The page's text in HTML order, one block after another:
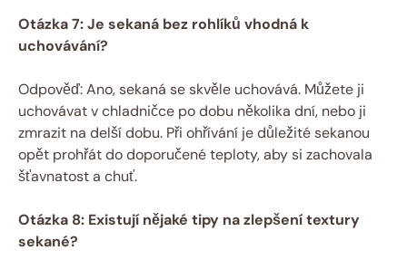
Otázka 7: Je sekaná bez rohlíků vhodná k
uchovávání?
Odpověď: Ano, sekaná se skvěle uchovává. Můžete ji
uchovávat v chladničce po dobu několika dní, nebo ji
zmrazit na delší dobu. Při ohřívání je důležité sekanou
opět prohřát do doporučené teploty, aby si zachovala
šťavnatost a chuť.
Otázka 8: Existují nějaké tipy na zlepšení textury
sekané?